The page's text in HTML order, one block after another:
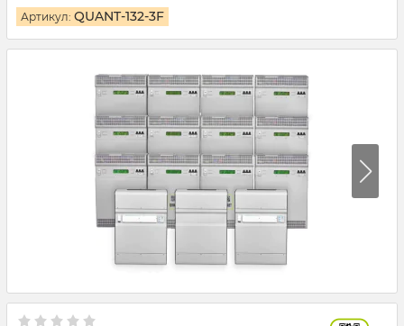
Артикул: QUANT-132-3F